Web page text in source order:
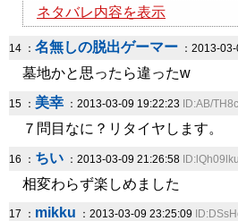
ネタバレ内容を表示
14 ： 名無しの脱出ゲーマー ：2013-
墓地かと思ったら違ったw
15 ： 美幸 ：2013-03-09 19:22:23 ID:AB/
７問目なに？リタイヤします。
16 ： ちい ：2013-03-09 21:26:58
相変わらず楽しめました
17 ： mikku ：2013-03-09 23:25:09